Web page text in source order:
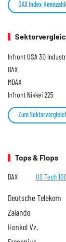
DAX Index
Infront USA 30
DAX
MDAX
Infront Nikkei 225
Zum
Tops & Flops
DAX US Tech
Deutsche Telekom
Zalando
Henkel Vz.